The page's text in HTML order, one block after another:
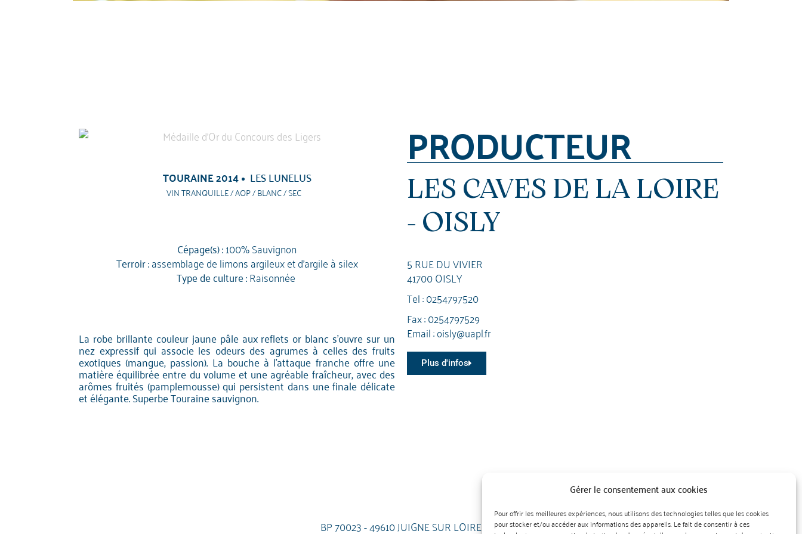
Gérer le consentement aux cookies
Pour offrir les meilleures expériences, nous utilisons des technologies telles que les cookies
pour stocker et/ou accéder aux informations des appareils. Le fait de consentir à ces
TOURAINE 2014 LES LUNELUS
VIN TRANQUILLE / AOP / BLANC / SEC
Cépage(s) :100% Sauvignon
Terroir :assemblage de limons argileux et d'argile à silex
Type de culture :Raisonnée
La robe brillante couleur jaune pâle aux reflets or blanc s'ouvre sur un
nez expressif qui associe les odeurs des agrumes à celles des fruits
exotiques (mangue, passion). La bouche à l'attaque franche offre une
matière équilibrée entre du volume et une agréable fraîcheur, avec des
arômes fruités (pamplemousse) qui persistent dans une finale délicate
et élégante. Superbe Touraine sauvignon.
PRODUCTEUR
LES CAVES DE LA LOIRE
- OISLY
5 RUE DU VIVIER
41700 OISLY
Tel :0254797520
Fax : 0254797529
Email :oisly@uapl.fr
Plus d'infos
BP 70023 - 49610 JUIGNE SUR LOIRE